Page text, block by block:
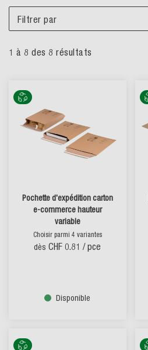
1 à 8 des 8 résultats
Pochette d'expédition carton
e-commerce hauteur
variable
Choisir parmi 4 variantes
dès CHF 0.81 / pce
Disponible
Filtrer par